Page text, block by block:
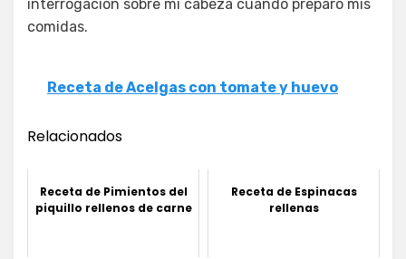
interrogación sobre mi cabeza cuando preparo mis
comidas.
Receta de Acelgas con tomate y huevo
Relacionados
Receta de Pimientos del
piquillo rellenos de carne
Receta de Espinacas
rellenas